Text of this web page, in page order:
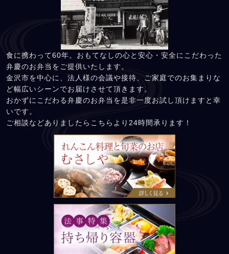
食に携わって60年。おもてなしの心と安心・安全にこだわった
弁慶のお弁当をご提供いたします。
金沢市を中心に、法人様の会議や接待、ご家庭でのお集まりな
ど幅広いシーンでお届けさせて頂きます。
おかずにこだわる弁慶のお弁当を是非一度お試し頂けますと幸
いです。
ご相談などありましたらこちらより24時間承ります！
れんこん料理と旬菜の店 むさ
しや
法事特集：持ち帰り容器